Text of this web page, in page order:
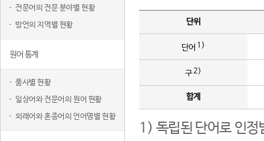
전문어의 전문 분야별 현황
방언의 지역별 현황
원어 통계
품사별 현황
일상어와 전문어의 원어 현황
외래어와 혼종어의 언어명별 현황
단위
단어 1)
구2)
합계
1) 독립된 단어로 인정